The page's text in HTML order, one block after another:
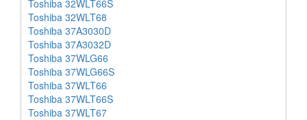
Toshiba 32WLT66S
Toshiba 32WLT68
Toshiba 37A3030D
Toshiba 37A3032D
Toshiba 37WLG66
Toshiba 37WLG66S
Toshiba 37WLT66
Toshiba 37WLT66S
Toshiba 37WLT67